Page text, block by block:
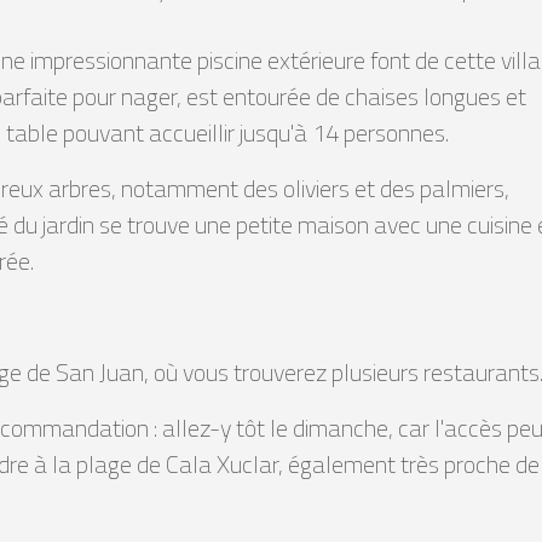
impressionnante piscine extérieure font de cette
pour nager, est entourée de chaises longues et
pouvant accueillir jusqu'à 14 personnes.
arbres, notamment des oliviers et des palmiers,
jardin se trouve une petite maison avec une
de San Juan, où vous trouverez plusieurs restaurants.
: allez-y tôt le dimanche, car l'accès
à la plage de Cala Xuclar, également très proche